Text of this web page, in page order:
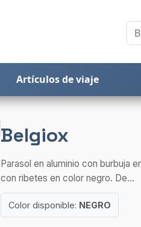
Artículos de viaje
Belgiox
Parasol en aluminio con burbuja
con ribetes en color negro. De...
Color disponible: NEGRO